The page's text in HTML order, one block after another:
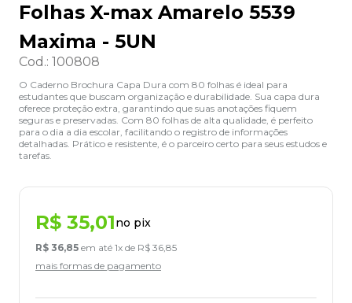
Folhas X-max Amarelo 5539
Maxima - 5UN
Cod.: 100808
O Caderno Brochura Capa Dura com 80 folhas é ideal para
estudantes que buscam organização e durabilidade. Sua capa dura
oferece proteção extra, garantindo que suas anotações fiquem
seguras e preservadas. Com 80 folhas de alta qualidade, é perfeito
para o dia a dia escolar, facilitando o registro de informações
detalhadas. Prático e resistente, é o parceiro certo para seus estudos e
tarefas.
R$ 35,01no pix
R$ 36,85 em até 1x de R$ 36,85
mais formas de pagamento